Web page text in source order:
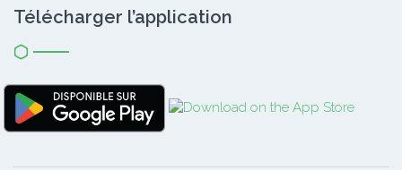
Télécharger l’application